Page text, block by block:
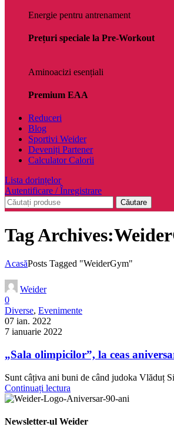
Energie pentru antrenament
Prețuri speciale la Pre-Workout
Aminoacizi esențiali
Premium EAA
Reduceri
Blog
Sportivi Weider
Deveniți Partener
Calculator Calorii
Lista dorințelor
Autentificare / Înregistrare
Căutare
Tag
AcasăPosts Tagged "WeiderGym"
Weider
0
Diverse, Evenimente
07 ian. 2022
7 ianuarie 2022
„Sala olimpicilor”, la ceas
Sunt câțiva ani buni de când judoka Vlăduț
Continuați lectura
Newsletter-ul Weider